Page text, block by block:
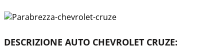
DESCRIZIONE AUTO CHEVROLET CRUZE: